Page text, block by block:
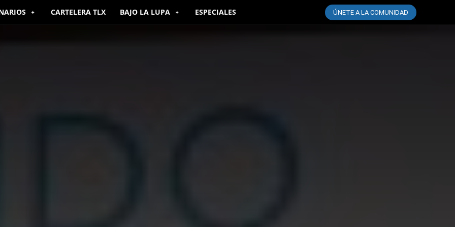
CARTELERA TLX BAJO LA LUPA ESPECIALES ÚNETE A LA COMUNIDAD